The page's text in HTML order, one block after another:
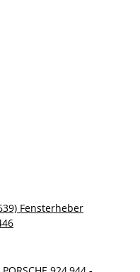
Fensterheber